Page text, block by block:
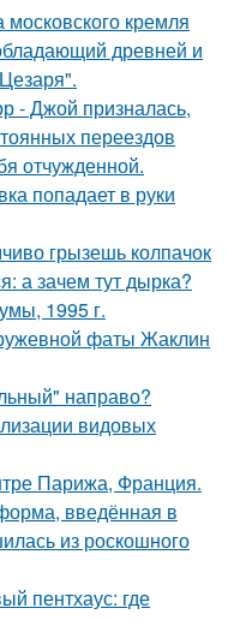
кремля
древней и
- Джой призналась,
переездов
отчужденной.
попадает в руки
грызешь колпачок
а зачем тут дырка?
1995 г.
фаты Жаклин
направо?
видовых
Парижа, Франция.
введённая в
из роскошного
пентхаус: где